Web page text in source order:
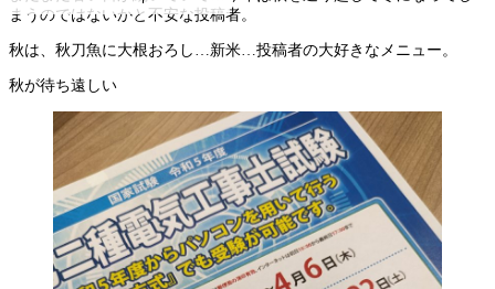
まうのではないかと不安な投稿者。
秋は、秋刀魚に大根おろし…新米…投稿者の大好きなメニュー。
秋が待ち遠しい